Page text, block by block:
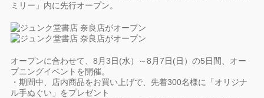
ミリー」内に先行オープン。
オープンに合わせて、8月3日(水）～8月7日(日）の5日間、オー
プニングイベントを開催。
・期間中、店内商品をお買い上げで、先着300名様に「オリジナ
ル手ぬぐい」をプレゼント